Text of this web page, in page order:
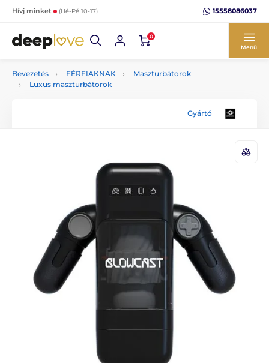
Hívj minket (Hé-Pé 10-17) 15558086037
0
Menü
Bevezetés FÉRFIAKNAK
Maszturbátorok
Luxus maszturbátorok
Gyártó